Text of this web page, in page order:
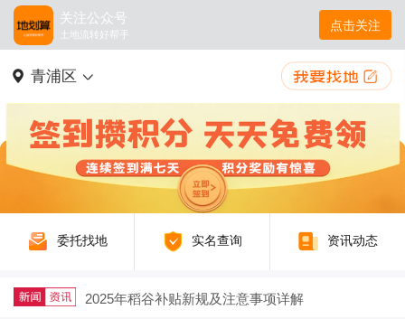
关注公众号
土地流转好帮手
点击关注
青浦区
委托找地 实名查询 资讯动态
2025年稻谷补贴新规及注意事项详解